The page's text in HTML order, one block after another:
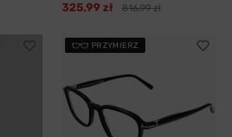
325,99 zł 816,99 zł
PRZYMIERZ